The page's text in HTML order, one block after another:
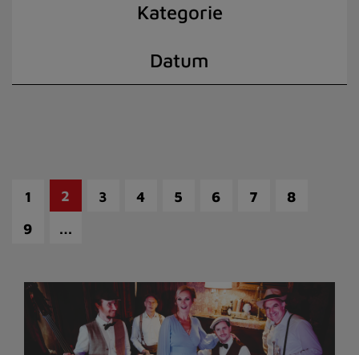
Kategorie
Datum
1 2 3 4 5 6 7
8
9
…